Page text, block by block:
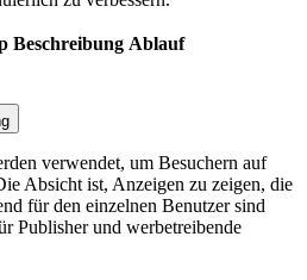
Beschreibung Ablauf
verwendet, um Besuchern auf
Absicht ist, Anzeigen zu zeigen, die
für den einzelnen Benutzer sind
Publisher und werbetreibende